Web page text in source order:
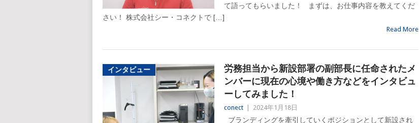
て語ってもらいました！ まずは、お仕事内容を教えてくだ
さい！ 株式会社シー・コネクトで […]
Read More
インタビュー
労務担当から新設部署の副部長に任命されたメ
ンバーに現在の心境や働き方などをインタビュ
ーしてみました！
conect 2024年1月18日
ブランディングを牽引していくポジションとして新設され